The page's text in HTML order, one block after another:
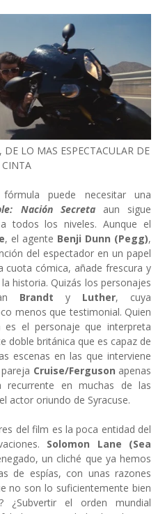
LO MAS ESPECTACULAR DE
CINTA
puede necesitar una
Nación Secretaaun sigue
todos los niveles. Aunque el
, el agente Benji Dunn (Pegg),
del espectador en un papel
cuota cómica, añade frescura y
historia. Quizás los personajes
Brandt y Luther, cuya
menos que testimonial. Quien
el personaje que interpreta
doble británica que es capaz de
escenas en las que interviene
Cruise/Ferguson apenas
recurrente en muchas de las
actor oriundo de Syracuse.
del film es la poca entidad del
Solomon Lane (Sea
un cliché que ya hemos
de espías, con unas razones
no son lo suficientemente bien
¿Subvertir el orden mundial